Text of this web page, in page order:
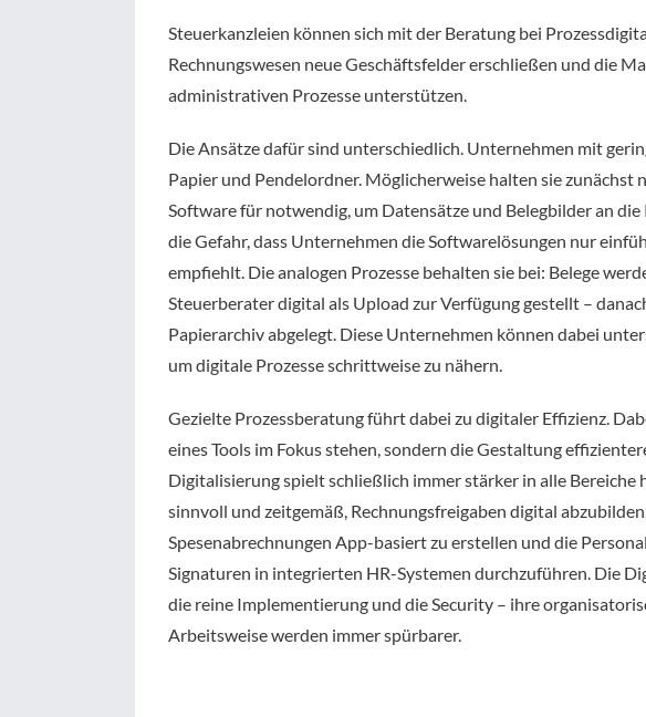
Steuerkanzleien können sich mit der Beratung bei
Rechnungswesen neue Geschäftsfelder erschließen und die
administrativen Prozesse unterstützen.
Die Ansätze dafür sind unterschiedlich. Unternehmen mit
Papier und Pendelordner. Möglicherweise halten sie zunächst
Software für notwendig, um Datensätze und Belegbilder an
die Gefahr, dass Unternehmen die Softwarelösungen nur
empfiehlt. Die analogen Prozesse behalten sie bei: Belege
Steuerberater digital als Upload zur Verfügung gestellt –
Papierarchiv abgelegt. Diese Unternehmen können dabei
um digitale Prozesse schrittweise zu nähern.
Gezielte Prozessberatung führt dabei zu digitaler Effizienz.
eines Tools im Fokus stehen, sondern die Gestaltung
Digitalisierung spielt schließlich immer stärker in alle Bereiche
sinnvoll und zeitgemäß, Rechnungsfreigaben digital
Spesenabrechnungen App-basiert zu erstellen und die
Signaturen in integrierten HR-Systemen durchzuführen. Die
die reine Implementierung und die Security – ihre
Arbeitsweise werden immer spürbarer.